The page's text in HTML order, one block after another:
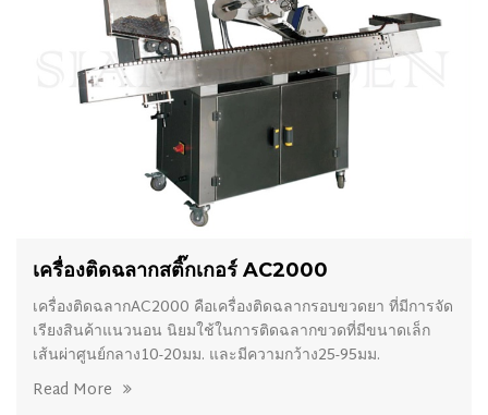
เครื่องติดฉลากสติ๊กเกอร์ AC2000
เครื่องติดฉลากAC2000 คือเครื่องติดฉลากรอบขวดยา ที่มีการจัด
เรียงสินค้าแนวนอน นิยมใช้ในการติดฉลากขวดที่มีขนาดเล็ก
เส้นผ่าศูนย์กลาง10-20มม. และมีความกว้าง25-95มม.
Read More